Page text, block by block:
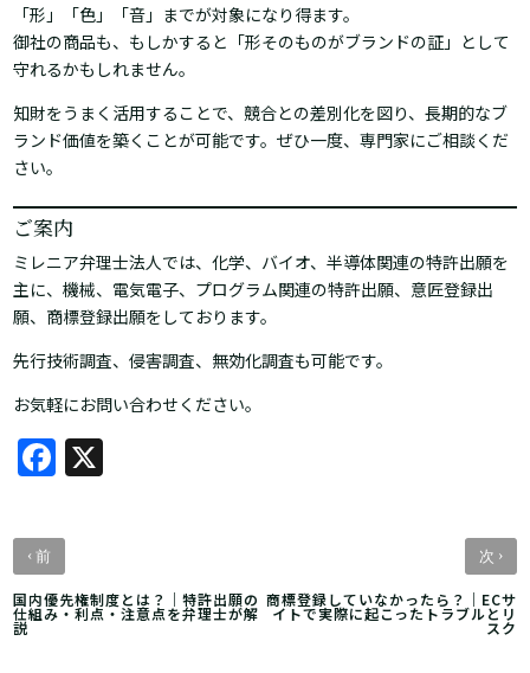
「形」「色」「音」までが対象になり得ます。
御社の商品も、もしかすると「形そのものがブランドの証」として
守れるかもしれません。
知財をうまく活用することで、競合との差別化を図り、長期的なブ
ランド価値を築くことが可能です。ぜひ一度、専門家にご相談くだ
さい。
ご案内
ミレニア弁理士法人では、化学、バイオ、半導体関連の特許出願を
主に、機械、電気電子、プログラム関連の特許出願、意匠登録出
願、商標登録出願をしております。
先行技術調査、侵害調査、無効化調査も可能です。
お気軽にお問い合わせください。
Facebook
‹ 前
国内優先権制度とは？｜特許出願の
仕組み・利点・注意点を弁理士が解
説
次 ›
商標登録していなかったら？｜ECサ
イトで実際に起こったトラブルとリ
スク